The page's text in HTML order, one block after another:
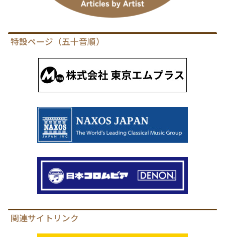
特設ページ（五十音順）
関連サイトリンク